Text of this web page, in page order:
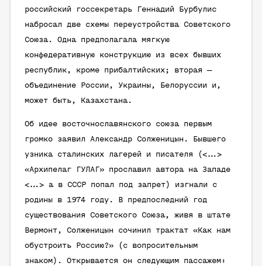
российский госсекретарь Геннадий Бурбулис
набросал две схемы переустройства Советского
Союза. Одна предполагала мягкую
конфедеративную конструкцию из всех бывших
республик, кроме прибалтийских; вторая —
объединение России, Украины, Белоруссии и,
может быть, Казахстана.
Об идее восточнославянского союза первым
громко заявил Александр Солженицын. Бывшего
узника сталинских лагерей и писателя (<…>
«Архипелаг ГУЛАГ» прославил автора на Западе
<…> а в СССР попал под запрет) изгнали с
родины в 1974 году. В предпоследний год
существования Советского Союза, живя в штате
Вермонт, Солженицын сочинил трактат «Как нам
обустроить Россию?» (с вопросительным
знаком). Открывается он следующим пассажем: